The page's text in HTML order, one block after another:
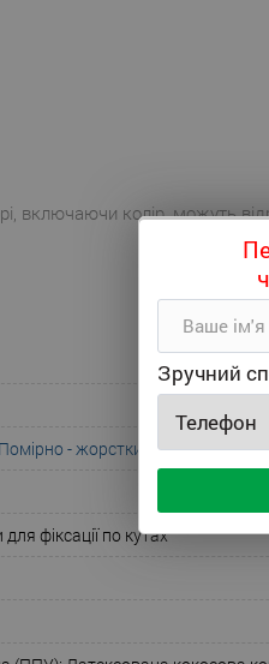
включаючи колір, можуть
Помірно - жорсткий ;Жорсткий
фіксації по кутах
Зручний